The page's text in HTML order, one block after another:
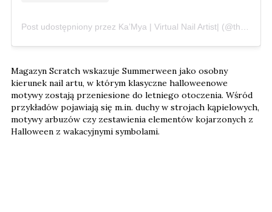
Post udostępniony przez Ka’Mya | Virtual Nail Artist| (@theenailfactory)
Magazyn Scratch wskazuje Summerween jako osobny
kierunek nail artu, w którym klasyczne halloweenowe
motywy zostają przeniesione do letniego otoczenia. Wśród
przykładów pojawiają się m.in. duchy w strojach kąpielowych,
motywy arbuzów czy zestawienia elementów kojarzonych z
Halloween z wakacyjnymi symbolami.